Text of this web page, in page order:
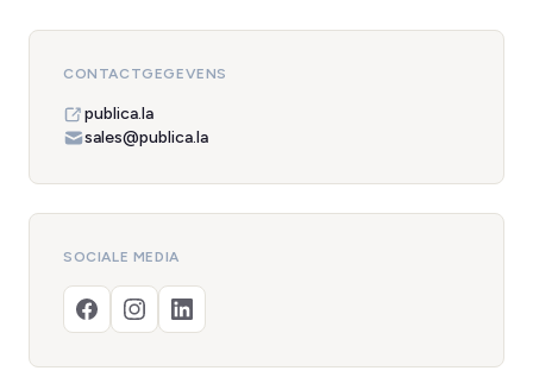
CONTACTGEGEVENS
publica.la
sales@publica.la
SOCIALE MEDIA